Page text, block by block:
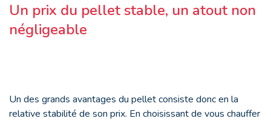
Un prix du pellet stable, un atout non
négligeable
Un des grands avantages du pellet consiste donc en la
relative stabilité de son prix. En choisissant de vous chauffer